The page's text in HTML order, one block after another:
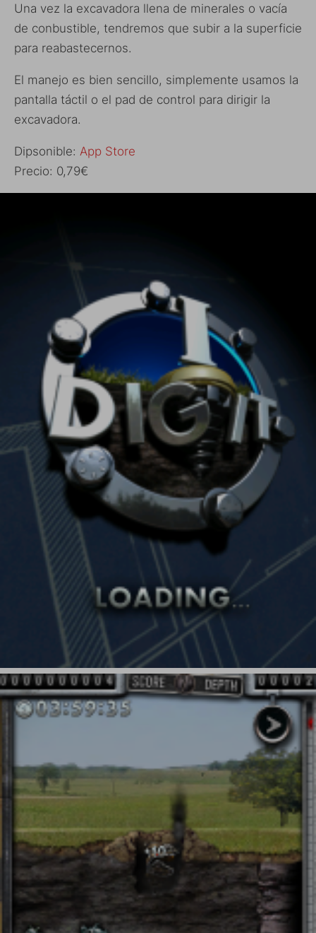
Una vez la excavadora llena de minerales o vacía
de conbustible, tendremos que subir a la superficie
para reabastecernos.
El manejo es bien sencillo, simplemente usamos la
pantalla táctil o el pad de control para dirigir la
excavadora.
Dipsonible: App Store
Precio: 0,79€